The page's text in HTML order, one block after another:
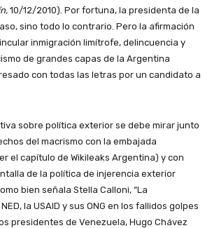
10/12/2010). Por fortuna, la presidenta de la
sino todo lo contrario. Pero la afirmación
inmigración limítrofe, delincuencia y
de grandes capas de la Argentina
con todas las letras por un candidato a
sobre política exterior se debe mirar junto
del macrismo con la embajada
el capítulo de Wikileaks Argentina) y con
de la política de injerencia exterior
bien señala Stella Calloni, “La
la USAID y sus ONG en los fallidos golpes
presidentes de Venezuela, Hugo Chávez